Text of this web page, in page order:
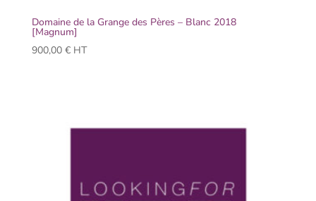
Domaine de la Grange des Pères – Blanc 2018
[Magnum]
900,00 € HT